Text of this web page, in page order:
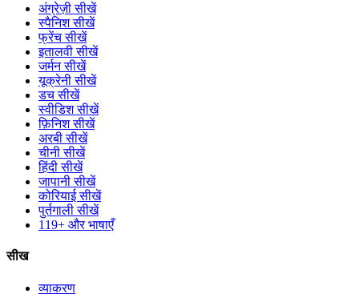
अंग्रेज़ी सीखें
स्पैनिश सीखें
फ्रेंच सीखें
इतालवी सीखें
जर्मन सीखें
यूक्रेनी सीखें
डच सीखें
स्वीडिश सीखें
फ़िनिश सीखें
अरबी सीखें
चीनी सीखें
हिंदी सीखें
जापानी सीखें
कोरियाई सीखें
पुर्तगाली सीखें
119+ और भाषाएँ
सीख
व्याकरण